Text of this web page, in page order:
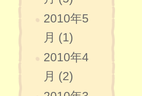
2010年5
月 (1)
2010年4
月 (2)